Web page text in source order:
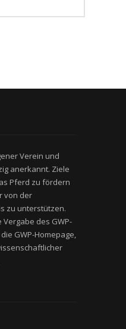
Verein und
anerkannt. Ziele
Pferd zu fördern
von der
zu unterstützen.
des GWP-
GWP-Homepage,